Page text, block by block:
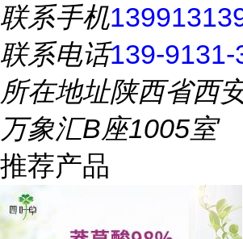
联系手机
联系电话139-9131-
所在地址陕西省西
万象汇B座1005室
推荐产品